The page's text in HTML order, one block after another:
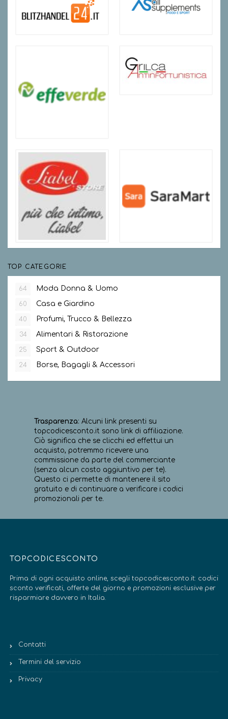
TOP CATEGORIE
64 Moda Donna & Uomo
60 Casa e Giardino
40 Profumi, Trucco & Bellezza
34 Alimentari & Ristorazione
25 Sport & Outdoor
24 Borse, Bagagli & Accessori
Trasparenza: Alcuni link presenti su
topcodicesconto.it sono link di affiliazione.
Ciò significa che se clicchi ed effettui un
acquisto, potremmo ricevere una
commissione da parte del commerciante
(senza alcun costo aggiuntivo per te).
Questo ci permette di mantenere il sito
gratuito e di continuare a verificare i codici
promozionali per te.
TOPCODICESCONTO
Prima di ogni acquisto online, scegli topcodicesconto.it: codici
sconto verificati, offerte del giorno e promozioni esclusive per
risparmiare davvero in Italia.
Contatti
Termini del servizio
Privacy